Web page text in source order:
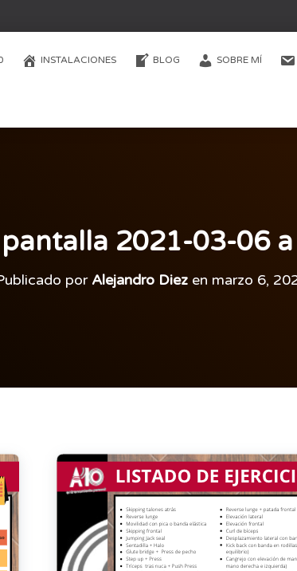
INSTALACIONES BLOG SOBRE MÍ
2021-03-06
por Alejandro Diezen marzo 6,